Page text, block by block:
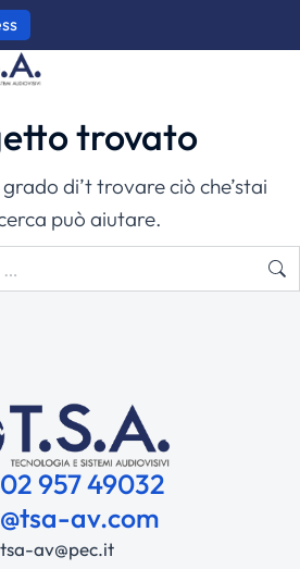
trovato
di’t trovare ciò che’stai
può aiutare.
957 49032
av.com
tsa-av@pec.it